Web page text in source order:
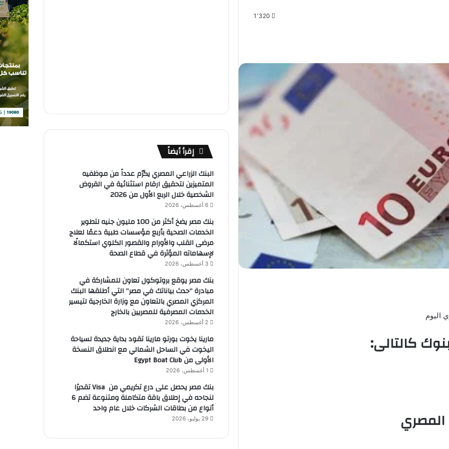
1٬320
اليوم
كالتالى:
المصري
إقرأ أيضاً
البنك الزراعي المصري يكرّم عدداً من موظفيه
المتميزين لتحقيق ارقام استثنائية في القروض
الشخصية خلال الربع الأول من 2026
6 أغسطس، 2026
بنك مصر يضخ أكثر من 100 مليون جنيه لتطوير
الخدمات الصحية بأربع مؤسسات طبية دعمًا لعلاج
مرضى القلب والأورام والقصور الكلوي استكمالًا
لإسهاماته المؤثرة في قطاع الصحة
3 أغسطس، 2026
بنك مصر يوقع بروتوكول تعاون للمشاركة في
مبادرة “حدث بياناتك في مصر” التي أطلقها البنك
المركزي المصري بالتعاون مع وزارة الخارجية لتيسير
الخدمات المصرفية للمصريين بالخارج
2 أغسطس، 2026
مارينا يخوت بورتو مارينا تقود بداية جديدة لسياحة
اليخوت في الساحل الشمالي مع انطلاق النسخة
الأولى من Egypt Boat Club
1 أغسطس، 2026
بنك مصر يحصل على درع تكريمي من Visa تقديرًا
لنجاحه في إطلاق باقة متكاملة ومتنوعة تضم 6
أنواع من بطاقات الشركات خلال عام واحد
29 يوليو، 2026